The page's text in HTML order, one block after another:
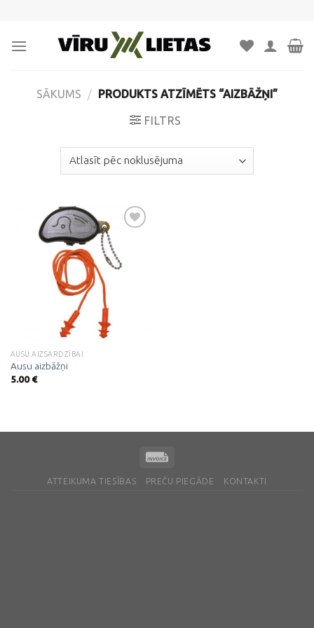
content
SĀKUMS / PRODUKTS ATZĪMĒTS “AIZBĀŽŅI”
FILTRS
Pievienot
vēlmju
AUSU AIZSARDZĪBAI
Ausu aizbāžņi
5.00€
ATTEIKUMA TIESĪBAS PREČU PIEGĀDE KONTAKTI